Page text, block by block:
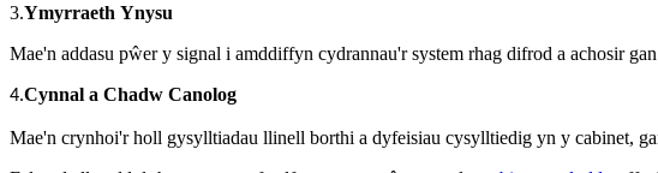
3.Ymyrraeth Ynysu
Mae'n addasu pŵer y signal i amddiffyn cydrannau'r system rhag difrod a achosir
4.Cynnal a Chadw Canolog
Mae'n crynhoi'r holl gysylltiadau llinell borthi a dyfeisiau cysylltiedig yn y cabinet,